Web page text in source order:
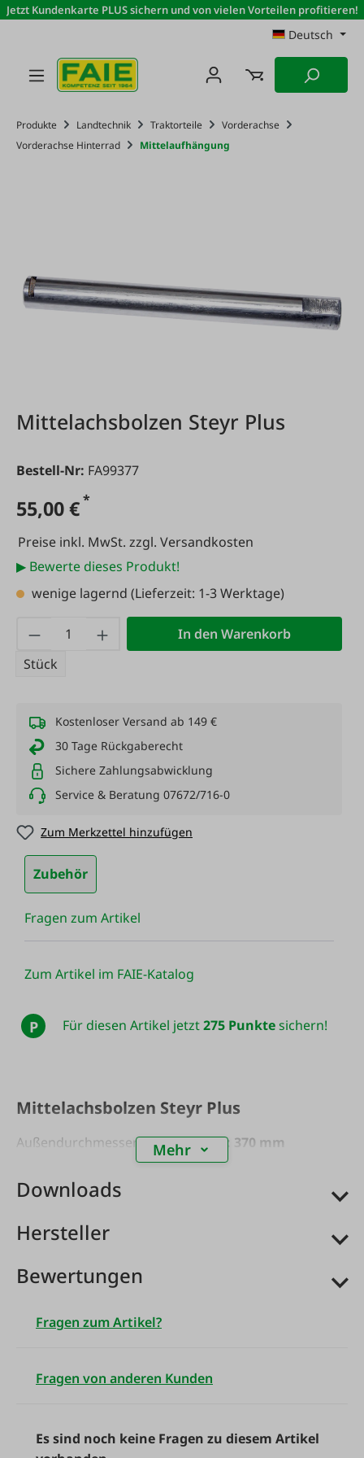
Zum Hauptinhalt springen
Jetzt Kundenkarte PLUS sichern und von vielen Vorteilen profitieren!
Deutsch
Produkte Landtechnik Traktorteile
Vorderachse
Vorderachse Hinterrad
Mittelaufhängung
Mittelachsbolzen Steyr Plus
Bestell-Nr: FA99377
55,00 €*
Preise inkl. MwSt. zzgl. Versandkosten
▶ Bewerte dieses Produkt!
wenige lagernd (Lieferzeit: 1-3 Werktage)
Produkt Anzahl: Gib den gewünschten
Stück
In den Warenkorb
Kostenloser Versand ab 149 €
30 Tage Rückgaberecht
Sichere Zahlungsabwicklung
Service & Beratung 07672/716-0
Zum Merkzettel hinzufügen
Zubehör
Fragen zum Artikel
Zum Artikel im FAIE-Katalog
P Für diesen Artikel jetzt275 Punktesichern!
Mittelachsbolzen Steyr Plus
Außendurchmesser: 40 mmLänge: 370 mm
Mehr
Downloads
Hersteller
Bewertungen
Fragen zum Artikel?
Fragen von anderen Kunden
Es sind noch keine Fragen zu diesem Artikel